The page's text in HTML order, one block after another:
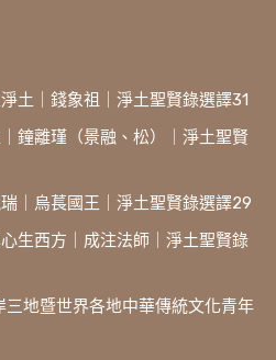
土｜錢象祖｜淨土聖賢錄選譯31
鐘離瑾（景融、松）｜淨土聖賢
｜烏萇國王｜淨土聖賢錄選譯29
生西方｜成注法師｜淨土聖賢錄
地暨世界各地中華傳統文化青年